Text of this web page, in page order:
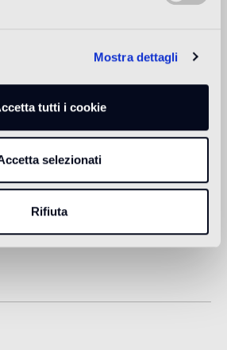
Mostra dettagli
tutti i cookie
selezionati
Rifiuta
radianti